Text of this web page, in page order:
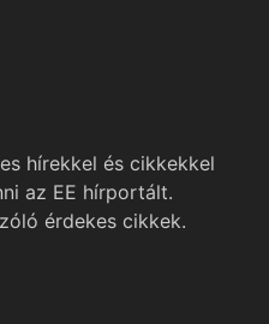
hírekkel és cikkekkel
az EE hírportált.
érdekes cikkek.